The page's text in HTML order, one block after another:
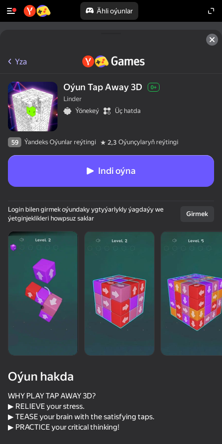
Ähli oýunlar
adingüklemek
Yza
Oýun Tap Away 3D 0+
Linder
Ýönekeý
Üç hatda
59 Ýandeks Oýunlar reýtingi 2,3 Oýunçylaryň reýtingi
Indi oýna
Login bilen girmek oýundaky ygtyýarlykly ýagdaýy we
ýetginjeklikleri howpsuz saklar
Girmek
Oýun hakda
WHY PLAY TAP AWAY 3D?
▶ RELIEVE your stress.
▶ TEASE your brain with the satisfying taps.
▶ PRACTICE your critical thinking!